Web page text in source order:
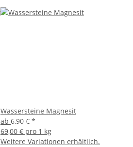
Wassersteine Magnesit
ab 6,90 € *
69,00 € pro 1 kg
Weitere Variationen erhältlich.